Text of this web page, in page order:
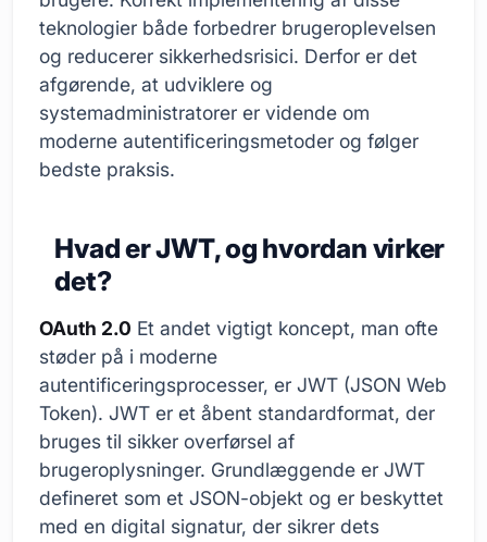
teknologier både forbedrer brugeroplevelsen
og reducerer sikkerhedsrisici. Derfor er det
afgørende, at udviklere og
systemadministratorer er vidende om
moderne autentificeringsmetoder og følger
bedste praksis.
Hvad er JWT, og hvordan virker
det?
OAuth 2.0 Et andet vigtigt koncept, man ofte
støder på i moderne
autentificeringsprocesser, er JWT (JSON Web
Token). JWT er et åbent standardformat, der
bruges til sikker overførsel af
brugeroplysninger. Grundlæggende er JWT
defineret som et JSON-objekt og er beskyttet
med en digital signatur, der sikrer dets